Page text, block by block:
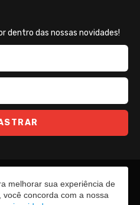
dentro das nossas novidades!
melhorar sua experiência de
você concorda com a nossa